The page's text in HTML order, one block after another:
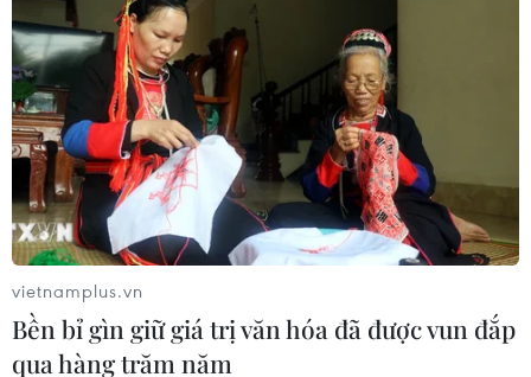
đêm có mưa rào và dông
19/06/2016 11:07
Ngày 19/6, nắng nóng ở Trung Bộ tăng lên cao nhất
gần 40 độ C, đến đêm có mưa rào và dông vài nơi,
đồng thời nắng nóng tiếp tục duy trì trong ngày 20/6.
vietnamplus.vn
Bền bỉ gìn giữ giá trị văn hóa đã được vun đắp
qua hàng trăm năm